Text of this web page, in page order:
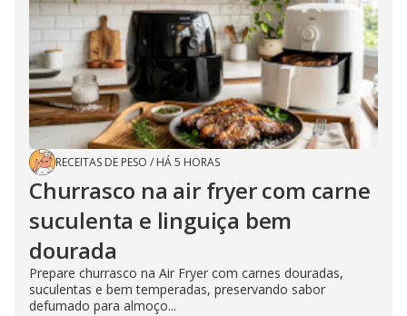
RECEITAS DE PESO / HÁ 5 HORAS
Churrasco na air fryer com carne
suculenta e linguiça bem
dourada
Prepare churrasco na Air Fryer com carnes douradas,
suculentas e bem temperadas, preservando sabor
defumado para almoço...